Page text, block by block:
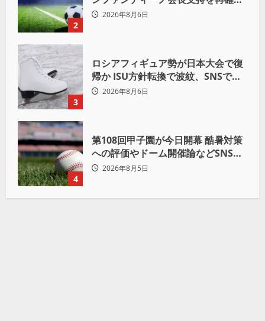
2
も 批判収まらず
2026年8月6日
3
ロシアフィギュア勢が日本大会で復
帰か ISU方針転換で波紋、SNSでは
賛否両論
2026年8月6日
4
第108回甲子園が今日開幕 酷暑対策
への評価やドーム開催論などSNSで
議論も
2026年8月5日